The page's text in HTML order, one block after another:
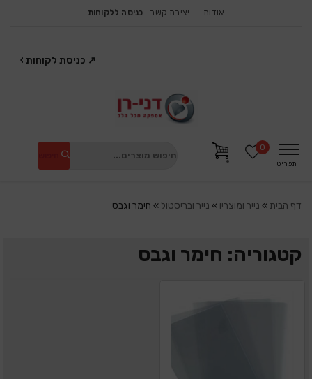
אודות יצירת קשר כניסה ללקוחות
↗ כניסת לקוחות ›
תפריט
0
דף הבית» נייר ומוצריו » נייר ובריסטול » חימר וגבס
קטגוריה: חימר וגבס